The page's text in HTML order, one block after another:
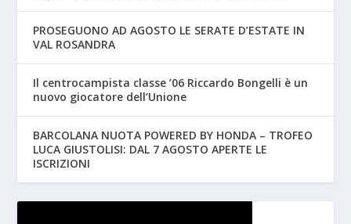
PROSEGUONO AD AGOSTO LE SERATE D’ESTATE IN
VAL ROSANDRA
Il centrocampista classe ’06 Riccardo Bongelli è un
nuovo giocatore dell’Unione
BARCOLANA NUOTA POWERED BY HONDA – TROFEO
LUCA GIUSTOLISI: DAL 7 AGOSTO APERTE LE
ISCRIZIONI